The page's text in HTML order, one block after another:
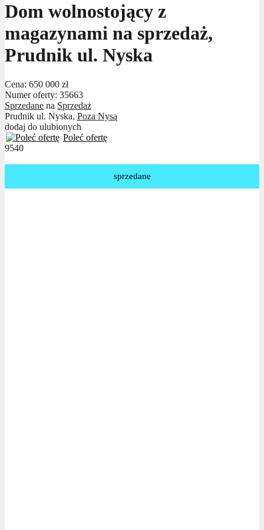
Dom wolnostojący z
magazynami na sprzedaż,
Prudnik ul. Nyska
Cena: 650 000 zł
Numer oferty: 35663
Sprzedane na Sprzedaż
Prudnik ul. Nyska, Poza Nysą
dodaj do ulubionych
Poleć ofertę
9540
sprzedane